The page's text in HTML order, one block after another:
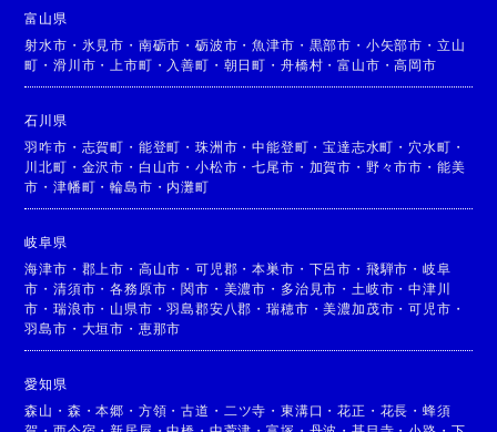
富山県
射水市 ・ 氷見市 ・ 南砺市 ・砺波市 ・魚津市 ・ 黒部市 ・ 小矢部市 ・ 立山
町 ・滑川市 ・ 上市町 ・ 入善町 ・ 朝日町 ・ 舟橋村 ・富山市 ・高岡市
石川県
羽咋市 ・ 志賀町 ・ 能登町 ・珠洲市 ・中能登町 ・宝達志水町 ・ 穴水町 ・
川北町 ・ 金沢市 ・ 白山市 ・小松市 ・七尾市 ・ 加賀市 ・ 野々市市 ・ 能美
市 ・津幡町 ・輪島市 ・ 内灘町
岐阜県
海津市 ・ 郡上市 ・ 高山市 ・可児郡 ・本巣市 ・ 下呂市 ・ 飛騨市 ・ 岐阜
市 ・清須市 ・各務原市 ・関市 ・ 美濃市 ・ 多治見市 ・ 土岐市 ・中津川
市 ・瑞浪市 ・ 山県市 ・羽島郡安八郡 ・瑞穂市 ・美濃加茂市 ・可児市 ・
羽島市 ・ 大垣市 ・ 恵那市
愛知県
森山 ・ 森 ・本郷 ・ 方領 ・古道 ・ 二ツ寺 ・ 東溝口 ・花正 ・ 花長 ・ 蜂須